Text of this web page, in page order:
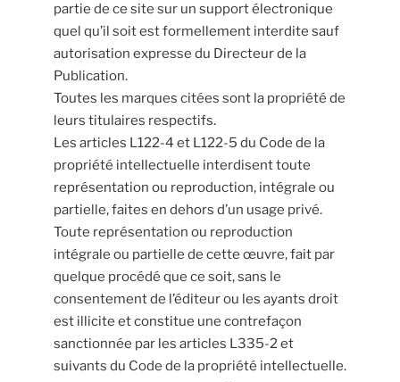
partie de ce site sur un support électronique
quel qu’il soit est formellement interdite sauf
autorisation expresse du Directeur de la
Publication.
Toutes les marques citées sont la propriété de
leurs titulaires respectifs.
Les articles L122-4 et L122-5 du Code de la
propriété intellectuelle interdisent toute
représentation ou reproduction, intégrale ou
partielle, faites en dehors d’un usage privé.
Toute représentation ou reproduction
intégrale ou partielle de cette œuvre, fait par
quelque procédé que ce soit, sans le
consentement de l’éditeur ou les ayants droit
est illicite et constitue une contrefaçon
sanctionnée par les articles L335-2 et
suivants du Code de la propriété intellectuelle.